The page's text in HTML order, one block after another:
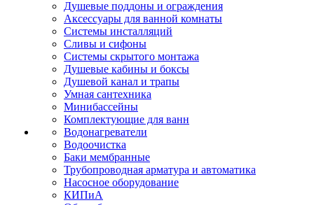
Душевые поддоны и ограждения
Аксессуары для ванной комнаты
Системы инсталляций
Сливы и сифоны
Системы скрытого монтажа
Душевые кабины и боксы
Душевой канал и трапы
Умная сантехника
Минибассейны
Комплектующие для ванн
Водонагреватели
Водоочистка
Баки мембранные
Трубопроводная арматура и автоматика
Насосное оборудование
КИПиА